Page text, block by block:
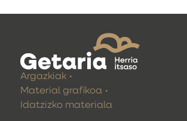
Argazkiak
Material grafikoa
Idatzizko materiala